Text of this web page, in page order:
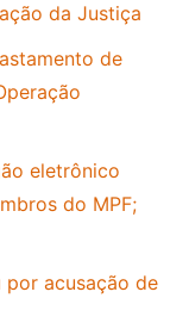
da Justiça
de
eletrônico
do MPF;
por acusação de